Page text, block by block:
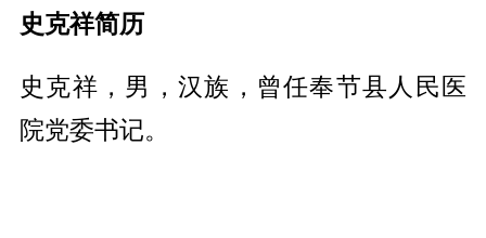
史克祥简历
史克祥，男，汉族，曾任奉节县人民医
院党委书记。